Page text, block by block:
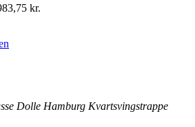
kr.
Dolle Hamburg Kvartsvingstrappe